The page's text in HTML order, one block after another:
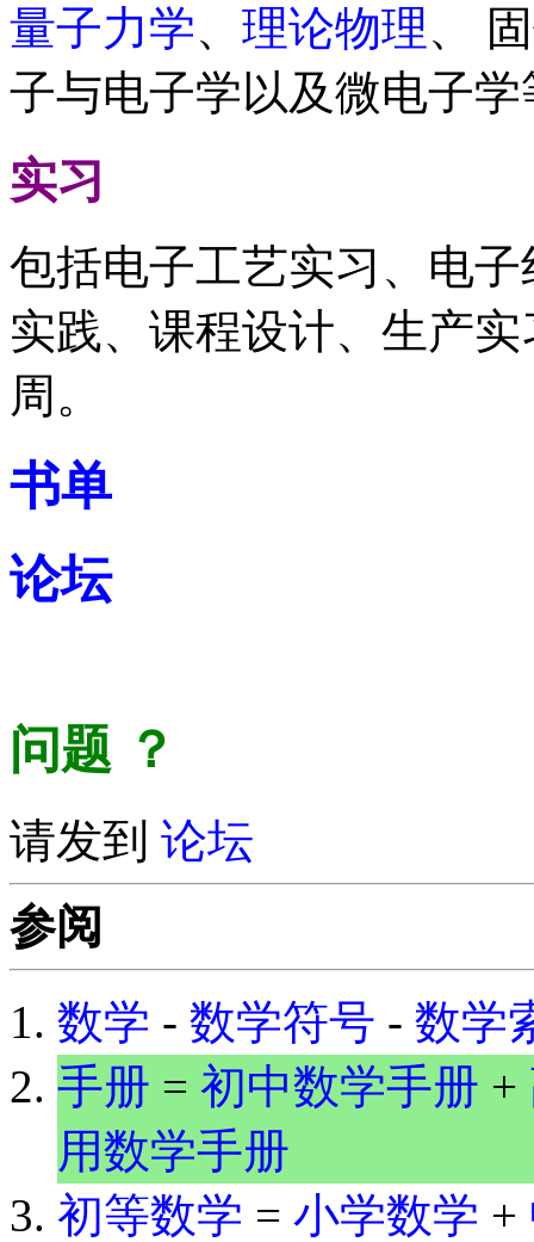
量子力学、 理论物理、
子与电子学以及微电子
实习
包括电子工艺实习、电
实践、课程设计、生产
周。
书单
论坛
问题 ？
请发到 论坛
参阅
数学 - 数学符号 - 数学
手册 = 初中数学手册 +
用数学手册
初等数学 = 小学数学 +